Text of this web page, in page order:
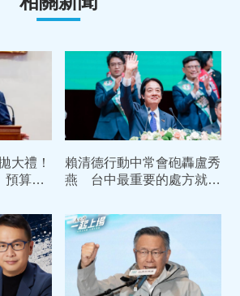
大禮！
預算入
賴清德行動中常會砲轟盧秀
燕 台中最重要的處方就是